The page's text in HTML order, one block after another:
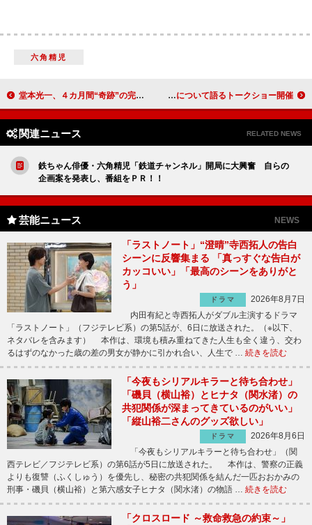
六角精児
堂本光一、４カ月間“奇跡”の完走 「Endless SHOCK」千秋楽 優香、二股かけられたら「私も一発殴りたい」 パルコ劇場で美について語るトークショー開催
関連ニュース RELATED NEWS
鉄ちゃん俳優・六角精児「鉄道チャンネル」開局に大興奮 自らの
企画案を発表し、番組をＰＲ！！
芸能ニュース NEWS
「ラストノート」“澄晴”寺西拓人の告白
シーンに反響集まる 「真っすぐな告白が
カッコいい」「最高のシーンをありがと
う」
ドラマ
2026年8月7日
内田有紀と寺西拓人がダブル主演するドラマ
「ラストノート」（フジテレビ系）の第5話が、6日に放送された。（※以下、
ネタバレを含みます） 本作は、環境も積み重ねてきた人生も全く違う、交わ
るはずのなかった歳の差の男女が静かに引かれ合い、人生で … 続きを読む
「今夜もシリアルキラーと待ち合わせ」
「磯貝（横山裕）とヒナタ（関水渚）の
共犯関係が深まってきているのがいい」
「縦山裕二さんのグッズ欲しい」
ドラマ
2026年8月6日
「今夜もシリアルキラーと待ち合わせ」（関
西テレビ／フジテレビ系）の第6話が5日に放送された。 本作は、警察の正義
よりも復讐（ふくしゅう）を優先し、秘密の共犯関係を結んだ一匹おおかみの
刑事・磯貝（横山裕）と第六感女子ヒナタ（関水渚）の物語 … 続きを読む
「クロスロード ～救命救急の約束～」